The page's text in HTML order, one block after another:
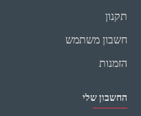
תקנון
חשבון משתמש
הזמנות
החשבון שלי